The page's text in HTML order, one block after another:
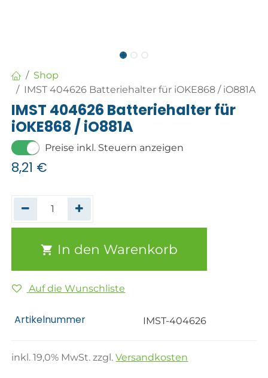
Shop
IMST 404626 Batteriehalter für iOKE868 / iO881A
IMST 404626 Batteriehalter für
iOKE868 / iO881A
Preise inkl. Steuern anzeigen
8,21 €
In den Warenkorb
Auf die Wunschliste
Artikelnummer IMST-404626
inkl.19,0% MwSt. zzgl.Versandkosten